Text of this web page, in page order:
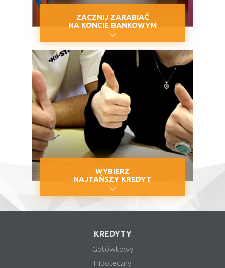
ZACZNIJ ZARABIAĆ
NA KONCIE BANKOWYM
WYBIERZ
NAJTAŃSZY KREDYT
KREDYTY
Gotówkowy
Hipoteczny